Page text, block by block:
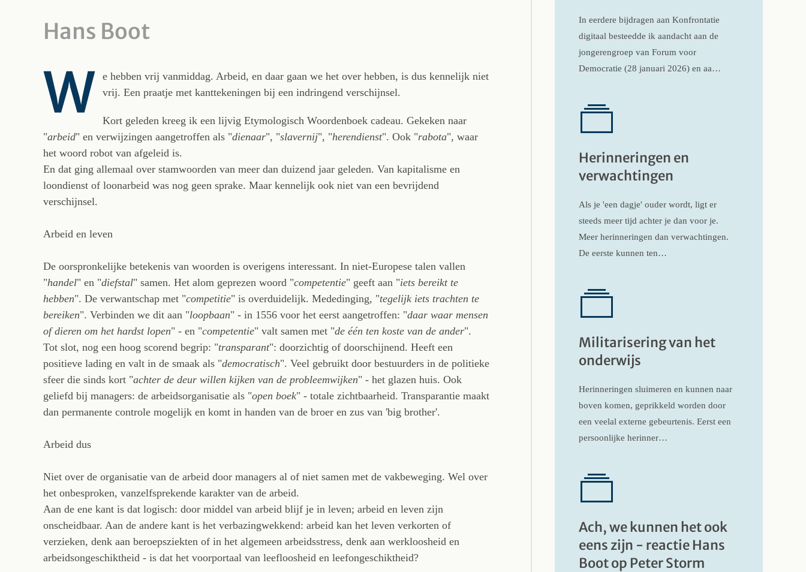
Hans Boot
W e hebben vrij vanmiddag. Arbeid, en daar gaan we het over hebben, is dus kennelijk niet
vrij. Een praatje met kanttekeningen bij een indringend verschijnsel.
Kort geleden kreeg ik een lijvig Etymologisch Woordenboek cadeau. Gekeken naar
"arbeid" en verwijzingen aangetroffen als "dienaar", "slavernij", "herendienst". Ook "rabota", waar
het woord robot van afgeleid is.
En dat ging allemaal over stamwoorden van meer dan duizend jaar geleden. Van kapitalisme en
loondienst of loonarbeid was nog geen sprake. Maar kennelijk ook niet van een bevrijdend
verschijnsel.
Arbeid en leven
De oorspronkelijke betekenis van woorden is overigens interessant. In niet-Europese talen vallen
"handel" en "diefstal" samen. Het alom geprezen woord "competentie" geeft aan "iets bereikt te
hebben". De verwantschap met "competitie" is overduidelijk. Mededinging, "tegelijk iets trachten te
bereiken". Verbinden we dit aan "loopbaan" - in 1556 voor het eerst aangetroffen: "daar waar mensen
of dieren om het hardst lopen" - en "competentie" valt samen met "de één ten koste van de ander".
Tot slot, nog een hoog scorend begrip: "transparant": doorzichtig of doorschijnend. Heeft een
positieve lading en valt in de smaak als "democratisch". Veel gebruikt door bestuurders in de politieke
sfeer die sinds kort "achter de deur willen kijken van de probleemwijken" - het glazen huis. Ook
geliefd bij managers: de arbeidsorganisatie als "open boek" - totale zichtbaarheid. Transparantie maakt
dan permanente controle mogelijk en komt in handen van de broer en zus van 'big brother'.
Arbeid dus
Niet over de organisatie van de arbeid door managers al of niet samen met de vakbeweging. Wel over
het onbesproken, vanzelfsprekende karakter van de arbeid.
Aan de ene kant is dat logisch: door middel van arbeid blijf je in leven; arbeid en leven zijn
onscheidbaar. Aan de andere kant is het verbazingwekkend: arbeid kan het leven verkorten of
verzieken, denk aan beroepsziekten of in het algemeen arbeidsstress, denk aan werkloosheid en
arbeidsongeschiktheid - is dat het voorportaal van leefloosheid en leefongeschiktheid?
In eerdere bijdragen aan Konfrontatie
digitaal besteedde ik aandacht aan de
jongerengroep van Forum voor
Democratie (28 januari 2026) en aa…
Herinneringen en
verwachtingen
Als je 'een dagje' ouder wordt, ligt er
steeds meer tijd achter je dan voor je.
Meer herinneringen dan verwachtingen.
De eerste kunnen ten…
Militarisering van het
onderwijs
Herinneringen sluimeren en kunnen naar
boven komen, geprikkeld worden door
een veelal externe gebeurtenis. Eerst een
persoonlijke herinner…
Ach, we kunnen het ook
eens zijn - reactie Hans
Boot op Peter Storm